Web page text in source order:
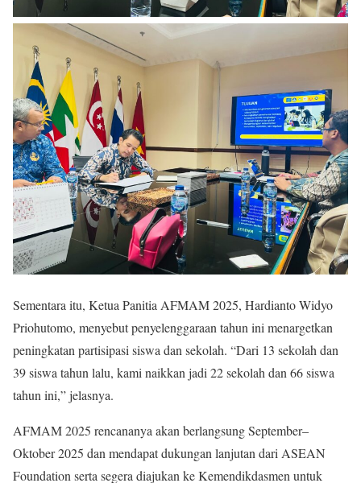
Sementara itu, Ketua Panitia AFMAM 2025, Hardianto Widyo
Priohutomo, menyebut penyelenggaraan tahun ini menargetkan
peningkatan partisipasi siswa dan sekolah. “Dari 13 sekolah dan
39 siswa tahun lalu, kami naikkan jadi 22 sekolah dan 66 siswa
tahun ini,” jelasnya.
AFMAM 2025 rencananya akan berlangsung September–
Oktober 2025 dan mendapat dukungan lanjutan dari ASEAN
Foundation serta segera diajukan ke Kemendikdasmen untuk